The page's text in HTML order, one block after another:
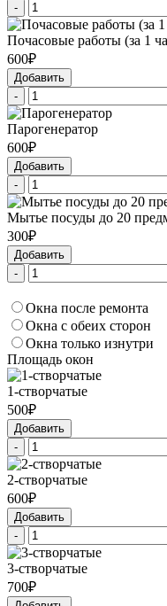
-
Почасовые работы (за 1
600₽
Добавить
-
Парогенератор
600₽
Добавить
-
Мытье посуды до 20
300₽
Добавить
-
Окна после ремонта
Окна с обеих сторон
Окна только изнутри
Площадь окон
1-створчатые
500₽
Добавить
-
2-створчатые
600₽
Добавить
-
3-створчатые
700₽